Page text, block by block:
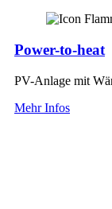
Power-to-heat
PV-Anlage mit
Mehr Infos